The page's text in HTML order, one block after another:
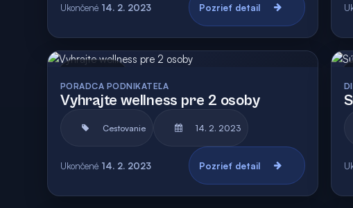
Ukončené 14. 2. 2023 Pozrieť detail
PORADCA PODNIKATEĽA
Vyhrajte wellness pre 2 osoby
Cestovanie 14. 2. 2023
Ukončené 14. 2. 2023 Pozrieť detail